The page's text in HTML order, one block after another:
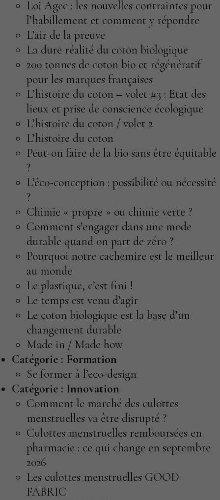
Loi Agec : les nouvelles contraintes pour
l’habillement et comment y répondre
L’air de la preuve
La dure réalité du coton biologique
200 tonnes de coton bio et régénératif
pour les marques françaises
L’histoire du coton – volet #3 : Etat des
lieux et prise de conscience écologique
L’histoire du coton / volet 2
L’histoire du coton
Peut-on faire de la bio sans être équitable
?
L’éco-conception : possibilité ou nécessité
?
Chimie « propre » ou chimie verte ?
Comment s’engager dans une mode
durable quand on part de zéro ?
Pourquoi notre cachemire est le meilleur
au monde
Le plastique, c’est fini !
Le temps est venu d’agir
Le coton biologique est la base d’un
changement durable
Made in / Made how
Catégorie : Formation
Se former à l’eco-design
Catégorie : Innovation
Comment le marché des culottes
menstruelles va être disrupté ?
Culottes menstruelles remboursées en
pharmacie : ce qui change en septembre
2026
Les culottes menstruelles GOOD
FABRIC